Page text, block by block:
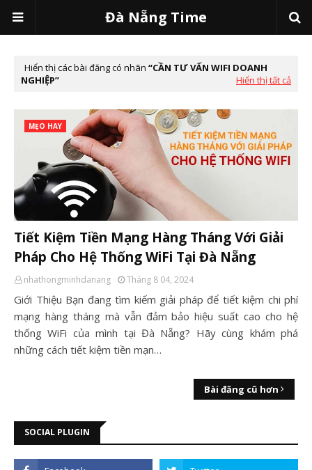
Đà Nẵng Time
Hiển thị các bài đăng có nhãn
CẦN TƯ VẤN WIFI DOANH
NGHIỆP
Hiển thị tất cả
MẸO HAY
Tiết Kiệm Tiền Mạng Hàng Tháng Với Giải
Pháp Cho Hệ Thống WiFi Tại Đà Nẵng
nhathongminhdanang Tháng 8 04, 2024
Giới Thiệu Bạn đang tìm kiếm giải pháp để tiết kiệm chi phí
mạng hàng tháng mà vẫn đảm bảo hiệu suất cao cho hệ
thống WiFi của mình tại Đà Nẵng? Hãy cùng khám phá
những cách tiết kiệm tiền mạn…
Bài đăng cũ hơn
SOCIAL PLUGIN